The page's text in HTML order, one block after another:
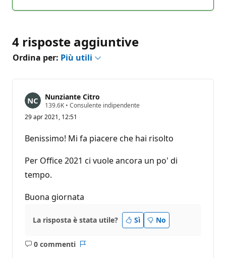
4 risposte aggiuntive
Ordina per: Più utili
Nunziante Citro
139.6K P
n
i
d
r
e
a
o
• Consulente indipendente
29 apr 2021, 12:51
Benissimo! Mi fa piacere che hai risolto
Per Office 2021 ci vuole ancora un po' di
tempo.
Buona giornata
La risposta è stata utile? Sì No
0 commenti
Nessun